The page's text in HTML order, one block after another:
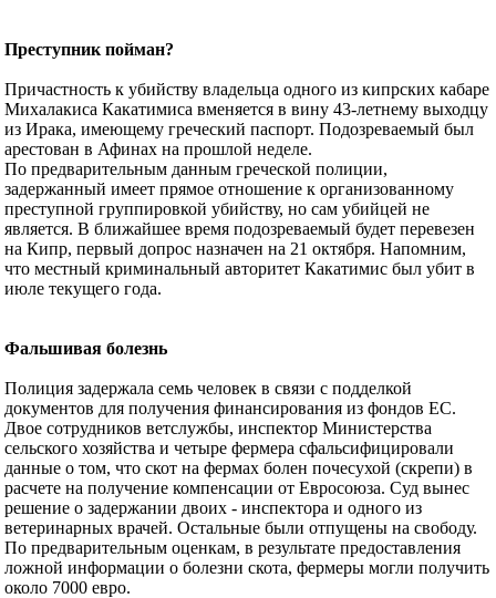
Преступник пойман?
Причастность к убийству владельца одного из кипрских кабаре
Михалакиса Какатимиса вменяется в вину 43-летнему выходцу
из Ирака, имеющему греческий паспорт. Подозреваемый был
арестован в Афинах на прошлой неделе.
По предварительным данным греческой полиции,
задержанный имеет прямое отношение к организованному
преступной группировкой убийству, но сам убийцей не
является. В ближайшее время подозреваемый будет перевезен
на Кипр, первый допрос назначен на 21 октября. Напомним,
что местный криминальный авторитет Какатимис был убит в
июле текущего года.
Фальшивая болезнь
Полиция задержала семь человек в связи с подделкой
документов для получения финансирования из фондов ЕС.
Двое сотрудников ветслужбы, инспектор Министерства
сельского хозяйства и четыре фермера сфальсифицировали
данные о том, что скот на фермах болен почесухой (скрепи) в
расчете на получение компенсации от Евросоюза. Суд вынес
решение о задержании двоих - инспектора и одного из
ветеринарных врачей. Остальные были отпущены на свободу.
По предварительным оценкам, в результате предоставления
ложной информации о болезни скота, фермеры могли получить
около 7000 евро.